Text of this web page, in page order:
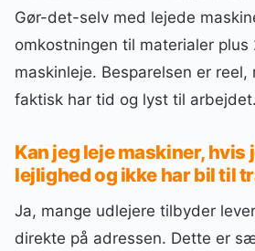
Gør-det-selv med lejede
omkostningen til materialer
maskinleje. Besparelsen er reel,
faktisk har tid og lyst til arbejdet.
Kan jeg leje maskiner, hvis
lejlighed og ikke har bil til
Ja, mange udlejere tilbyder
direkte på adressen. Dette er